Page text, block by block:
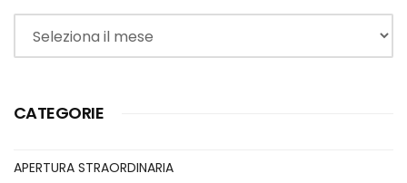
Archivi
CATEGORIE
APERTURA STRAORDINARIA